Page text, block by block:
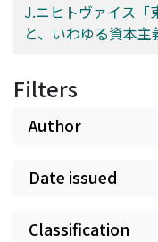
J.ニヒトヴァイス「
と、いわゆる資本主
Filters
Author
Date issued
Classification